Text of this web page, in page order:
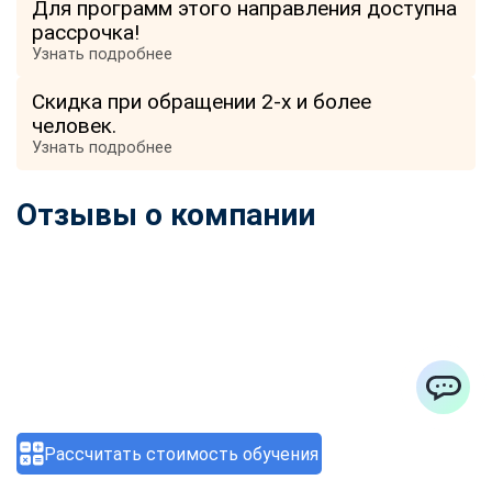
Рассчитать стоимость обучения
Для программ этого направления доступна
рассрочка!
Узнать подробнее
Скидка при обращении 2-х и более
человек.
Узнать подробнее
Отзывы о компании